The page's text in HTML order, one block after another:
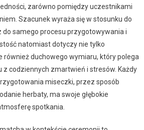
zarówno pomiędzy uczestnikami
Szacunek wyraża się w stosunku do
do samego procesu przygotowywania i
natomiast dotyczy nie tylko
również duchowego wymiaru, który polega
z codziennych zmartwień i stresów. Każdy
miseczki, przez sposób
herbaty, ma swoje głębokie
spotkania.